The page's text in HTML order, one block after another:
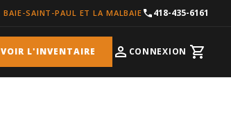
BAIE-SAINT-PAUL ET LA MALBAIE 418-435-6161
VOIR L'INVENTAIRE CONNEXION Cart